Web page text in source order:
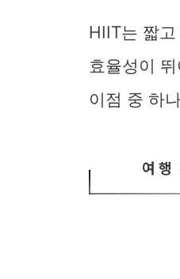
HIIT는 짧
효율성이
이점 중 하
여